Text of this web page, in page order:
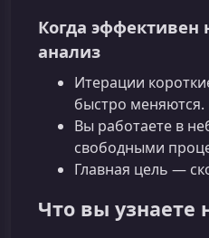
Когда
анализ
Итерации
быстро меняются.
Вы работаете в
свободными
Главная цель —
Что вы узнаете